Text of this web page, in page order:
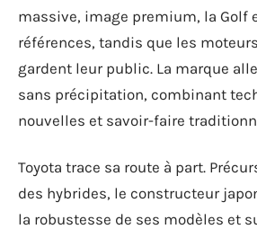
massive, image premium, la Golf
références, tandis que les
gardent leur public. La marque
sans précipitation, combinant
nouvelles et savoir-faire
Toyota trace sa route à part.
des hybrides, le constructeur
la robustesse de ses modèles et